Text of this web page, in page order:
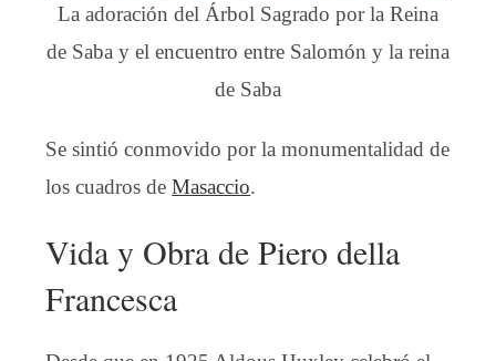
La adoración del Árbol Sagrado por la Reina
de Saba y el encuentro entre Salomón y la reina
de Saba
Se sintió conmovido por la monumentalidad de
los cuadros deMasaccio.
Vida y Obra de Piero della
Francesca